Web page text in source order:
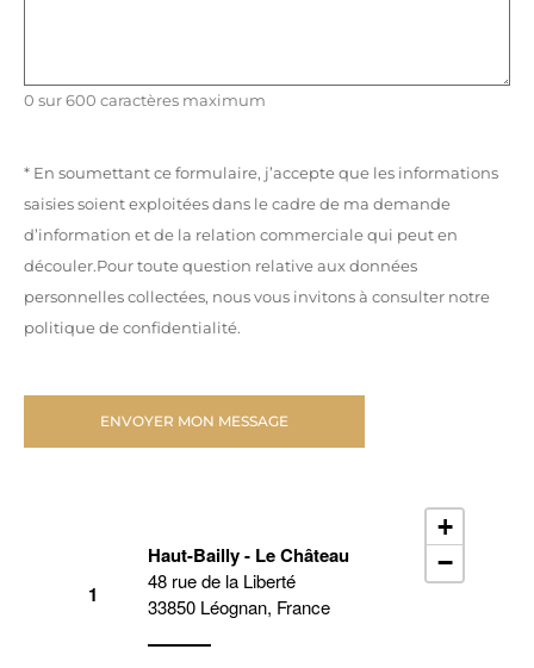
0 sur 600 caractères maximum
* En soumettant ce formulaire, j’accepte que les informations
saisies soient exploitées dans le cadre de ma demande
d’information et de la relation commerciale qui peut en
découler.Pour toute question relative aux données
personnelles collectées, nous vous invitons à consulter notre
politique de confidentialité.
1
Haut-Bailly - Le Château
48 rue de la Liberté
33850 Léognan, France
+
−